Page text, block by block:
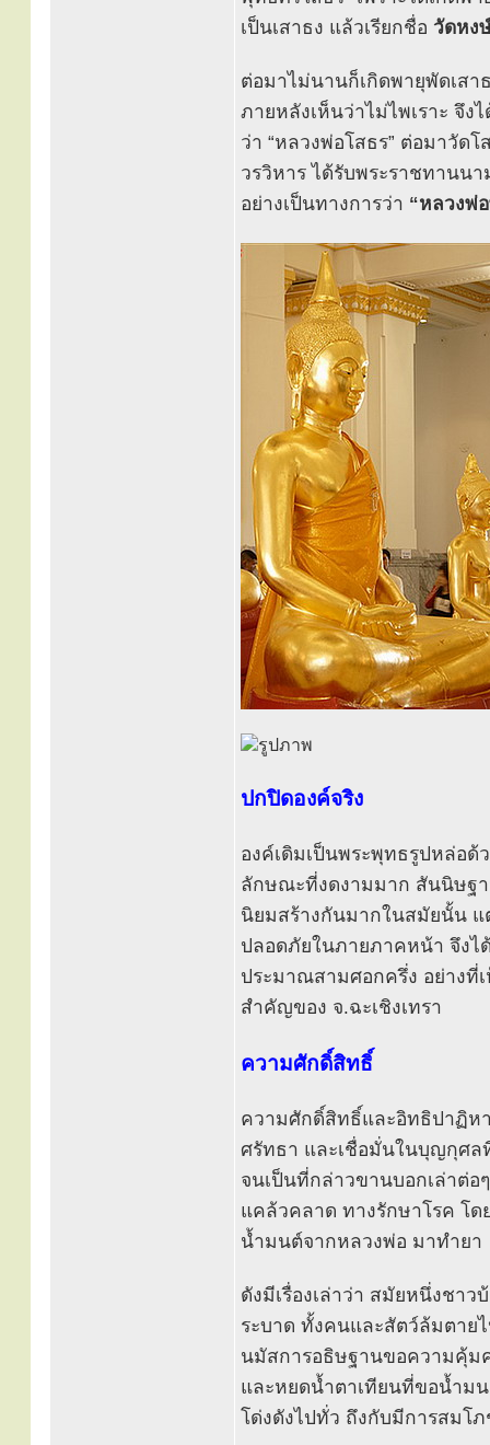
เป็นเสาธง แล้วเรียกชื่อ วัดหง
ต่อมาไม่นานก็เกิดพายุพัดเส
ภายหลังเห็นว่าไม่ไพเราะ จึ
ว่า “หลวงพ่อโสธร” ต่อมาวัด
วรวิหาร ได้รับพระราชทานน
อย่างเป็นทางการว่า “หลวงพ่
ปกปิดองค์จริง
องค์เดิมเป็นพระพุทธรูปหล่อ
ลักษณะที่งดงามมาก สันนิษฐ
นิยมสร้างกันมากในสมัยนั้น แ
ปลอดภัยในภายภาคหน้า จึงไ
ประมาณสามศอกครึ่ง อย่างที่
สำคัญของ จ.ฉะเชิงเทรา
ความศักดิ์สิทธิ์
ความศักดิ์สิทธิ์และอิทธิปาฏิห
ศรัทธา และเชื่อมั่นในบุญกุศล
จนเป็นที่กล่าวขานบอกเล่าต่อ
แคล้วคลาด ทางรักษาโรค โ
น้ำมนต์จากหลวงพ่อ มาทำยา
ดังมีเรื่องเล่าว่า สมัยหนึ่งชา
ระบาด ทั้งคนและสัตว์ล้มตาย
นมัสการอธิษฐานขอความคุ้ม
และหยดน้ำตาเทียนที่ขอน้ำม
โด่งดังไปทั่ว ถึงกับมีการสมโ